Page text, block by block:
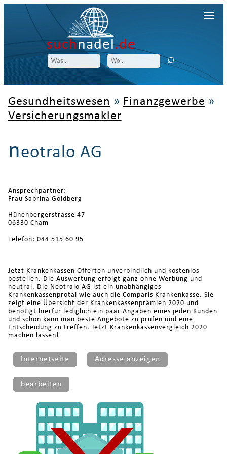
suchnadel.de
Gesundheitswesen » Finanzgewerbe »
Versicherungsmakler
neotralo AG
Ansprechpartner:
Frau Sabrina Goldberg
Hünenbergerstrasse 47
06330 Cham
Telefon: 044 515 60 95
Jetzt Krankenkassen Offerten unverbindlich und kostenlos
bestellen. Die Auswertung erfolgt ganz ohne Werbung und
neutral. Die Neotralo AG ist ein unabhängiges
Krankenkassenprotal wie auch die Comparis Krankenkasse. Sie
zeigt eine Übersicht der Krankenkassenprämien 2020 und
benötigt hierfür lediglich ein paar Angaben eines jeden Kunden
und schon kann man beste Angebote zu prüfen und eine
Entscheidung zu treffen. Jetzt Krankenkassenvergleich 2020
machen lassen!
Internetseite Adresse anzeigen
bearbeiten